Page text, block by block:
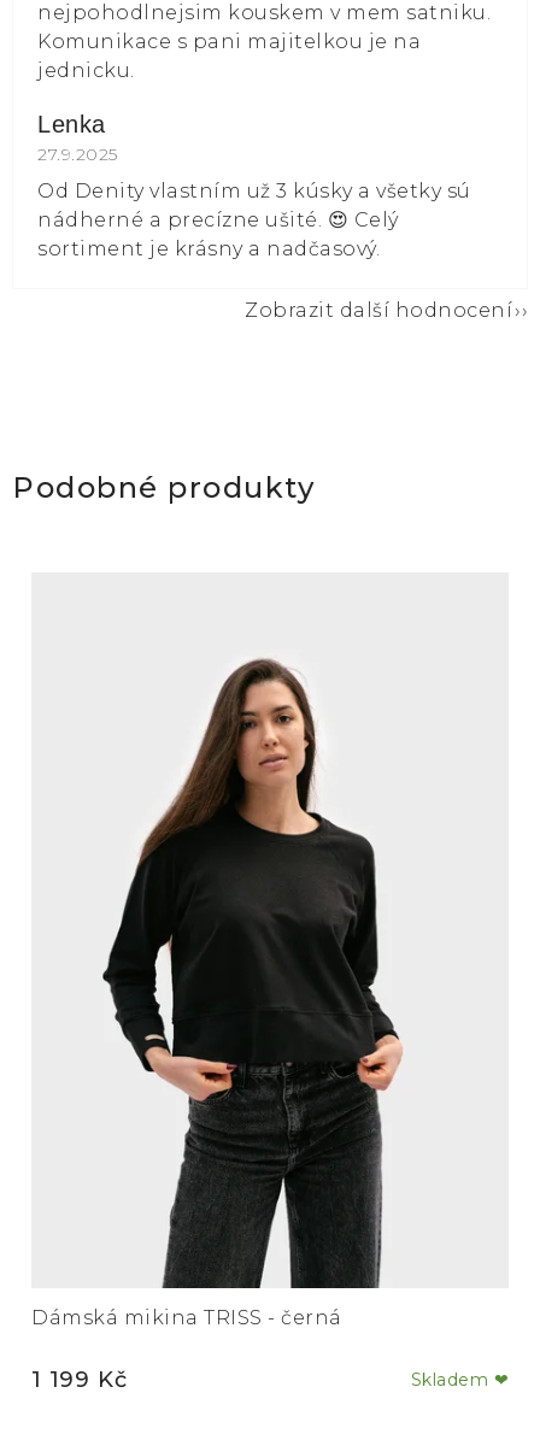
nejpohodlnejsim kouskem v mem satniku.
Komunikace s pani majitelkou je na
jednicku.
Lenka
Hodnocení obchodu je 5 z 5 hvězdiček.
27.9.2025
Od Denity vlastním už 3 kúsky a všetky sú
nádherné a precízne ušité. 😍 Celý
sortiment je krásny a nadčasový.
Zobrazit další hodnocení
Podobné produkty
Dámská mikina TRISS - černá
Skladem ❤
1 199 Kč